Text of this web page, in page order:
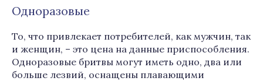
Одноразовые
То, что привлекает потребителей, как мужчин, так
и женщин, – это цена на данные приспособления.
Одноразовые бритвы могут иметь одно, два или
больше лезвий, оснащены плавающими